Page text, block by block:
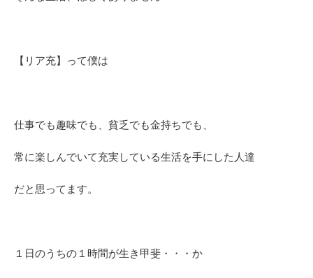
【リア充】って僕は
仕事でも趣味でも、貧乏でも金持ちでも、
常に楽しんでいて充実している生活を手にした人達
だと思ってます。
１日のうちの１時間が生き甲斐・・・か